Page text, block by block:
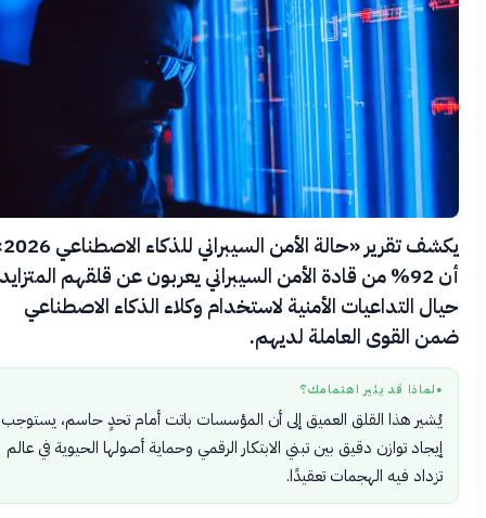
يكشف تقرير «حالة الأمن السيبراني للذكاء الاصطناعي 2026»
أن 92% من قادة الأمن السيبراني يعربون عن قلقهم المتزايد
التداعيات الأمنية لاستخدام وكلاء الذكاء الاصطناعي
القوى العاملة لديهم.
لماذا قد يثير اهتمامك؟
يُشير هذا القلق العميق إلى أن المؤسسات باتت أمام تحدٍ حاسم، يستوجب
إيجاد توازن دقيق بين تبني الابتكار الرقمي وحماية أصولها الحيوية في عالم
تزداد فيه الهجمات تعقيدًا.